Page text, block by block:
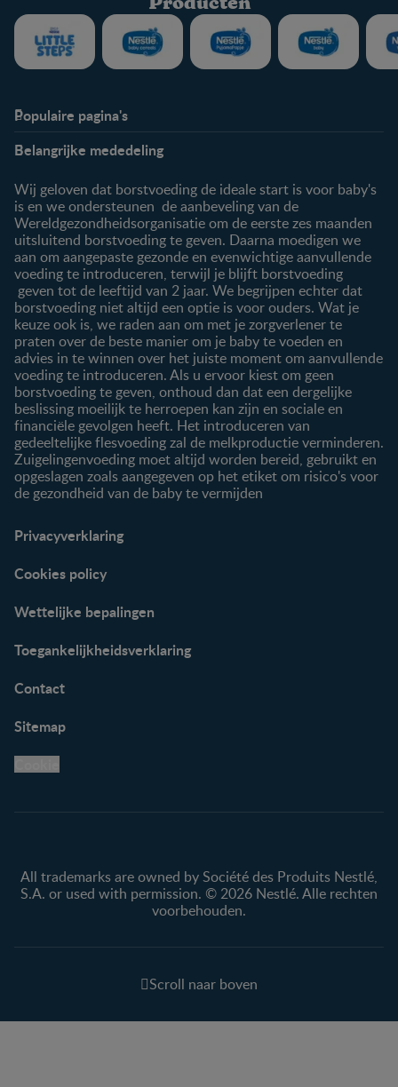
Populaire pagina's
Veelgestelde vragen
Over ons
Contact
Inloggen / inschrijven
Producten
Onze producten
Belangrijke mededeling
Wij geloven dat borstvoeding de ideale start is voor baby's
is en we ondersteunen de aanbeveling van de
Wereldgezondheidsorganisatie om de eerste zes maanden
uitsluitend borstvoeding te geven. Daarna moedigen we
aan om aangepaste gezonde en evenwichtige aanvullende
voeding te introduceren, terwijl je blijft borstvoeding
geven tot de leeftijd van 2 jaar. We begrijpen echter dat
borstvoeding niet altijd een optie is voor ouders. Wat je
keuze ook is, we raden aan om met je zorgverlener te
praten over de beste manier om je baby te voeden en
advies in te winnen over het juiste moment om aanvullende
voeding te introduceren. Als u ervoor kiest om geen
borstvoeding te geven, onthoud dan dat een dergelijke
beslissing moeilijk te herroepen kan zijn en sociale en
financiële gevolgen heeft. Het introduceren van
gedeeltelijke flesvoeding zal de melkproductie verminderen.
Zuigelingenvoeding moet altijd worden bereid, gebruikt en
opgeslagen zoals aangegeven op het etiket om risico's voor
de gezondheid van de baby te vermijden
Privacyverklaring
Cookies policy
Wettelijke bepalingen
Toegankelijkheidsverklaring
Contact
Sitemap
All trademarks are owned by Société des Produits Nestlé,
S.A. or used with permission. © 2026 Nestlé. Alle rechten
voorbehouden.
Scroll naar boven